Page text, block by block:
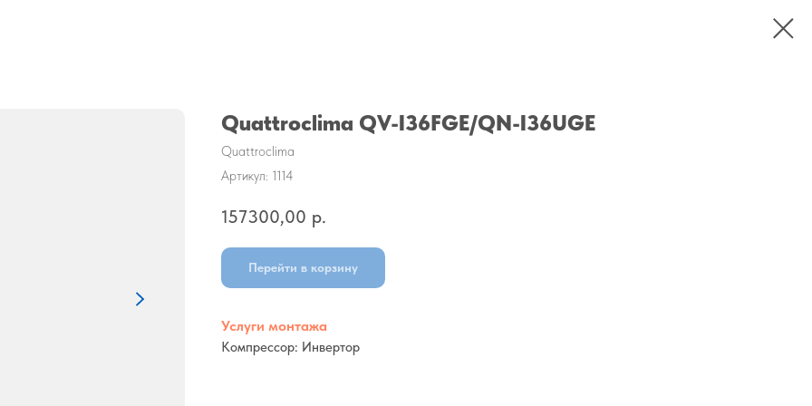
Quattroclima QV-I36FGE/QN-I36UGE
Quattroclima
Артикул: 1114
157300,00 р.
Перейти в корзину
Услуги монтажа
Компрессор: Инвертор